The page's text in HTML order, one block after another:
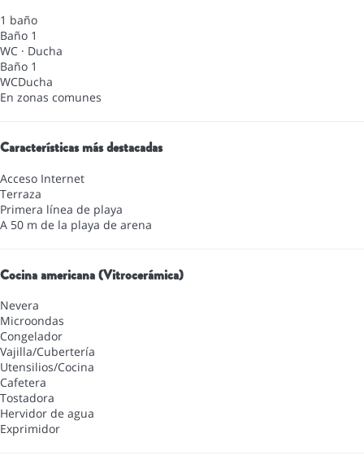
1 baño
Baño 1
WC · Ducha
Baño 1
WCDucha
En zonas comunes
Características más destacadas
Acceso Internet
Terraza
Primera línea de playa
A 50 m de la playa de arena
Cocina americana (Vitrocerámica)
Nevera
Microondas
Congelador
Vajilla/Cubertería
Utensilios/Cocina
Cafetera
Tostadora
Hervidor de agua
Exprimidor